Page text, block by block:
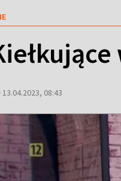
13.04.2023, 08:43